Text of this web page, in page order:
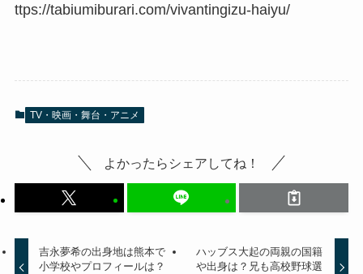
ttps://tabiumiburari.com/vivantingizu-haiyu/
TV・映画・舞台・アニメ
よかったらシェアしてね！
吉永夢希の出身地は熊本で
小学校やプロフィールは？
ハッブス大起の両親の国籍
や出身は？兄も高校野球選